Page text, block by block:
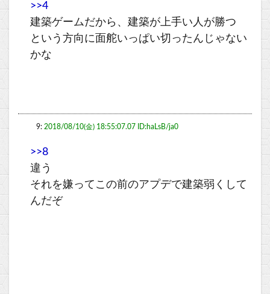
>>4
建築ゲームだから、建築が上手い人が勝つ
という方向に面舵いっぱい切ったんじゃない
かな
9: 2018/08/10(金) 18:55:07.07 ID:haLsB/ja0
>>8
違う
それを嫌ってこの前のアプデで建築弱くして
んだぞ